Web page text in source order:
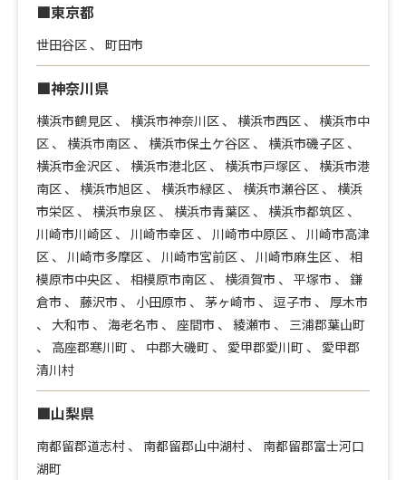
■東京都
世田谷区 、 町田市
■神奈川県
横浜市鶴見区 、 横浜市神奈川区 、 横浜市西区 、 横浜市中
区 、 横浜市南区 、 横浜市保土ケ谷区 、 横浜市磯子区 、
横浜市金沢区 、 横浜市港北区 、 横浜市戸塚区 、 横浜市港
南区 、 横浜市旭区 、 横浜市緑区 、 横浜市瀬谷区 、 横浜
市栄区 、 横浜市泉区 、 横浜市青葉区 、 横浜市都筑区 、
川崎市川崎区 、 川崎市幸区 、 川崎市中原区 、 川崎市高津
区 、 川崎市多摩区 、 川崎市宮前区 、 川崎市麻生区 、 相
模原市中央区 、 相模原市南区 、 横須賀市 、 平塚市 、 鎌
倉市 、 藤沢市 、 小田原市 、 茅ヶ崎市 、 逗子市 、 厚木市
、 大和市 、 海老名市 、 座間市 、 綾瀬市 、 三浦郡葉山町
、 高座郡寒川町 、 中郡大磯町 、 愛甲郡愛川町 、 愛甲郡
清川村
■山梨県
南都留郡道志村 、 南都留郡山中湖村 、 南都留郡富士河口
湖町